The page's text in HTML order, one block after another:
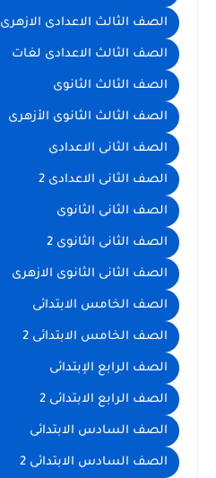
الصف الثالث الاعدادى الازهرى
الصف الثالث الاعدادى لغات
الصف الثالث الثانوى
الصف الثالث الثانوى الأزهرى
الصف الثانى الاعدادى
الصف الثانى الاعدادى 2
الصف الثانى الثانوى
الصف الثانى الثانوى 2
الصف الثانى الثانوى الازهرى
الصف الخامس الابتدائى
الصف الخامس الابتدائى 2
الصف الرابع الإبتدائى
الصف الرابع الابتدائى 2
الصف السادس الابتدائى
الصف السادس الابتدائى 2